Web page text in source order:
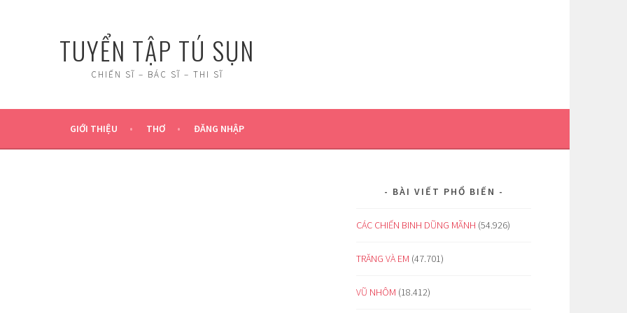
TUYỂN TẬP TÚ SỤN
CHIẾN SĨ – BÁC SĨ – THI SĨ
GIỚI THIỆU THƠ ĐĂNG NHẬP
BÀI VIẾT PHỔ BIẾN
CÁC CHIẾN BINH DŨNG MÃNH (54.926)
TRĂNG VÀ EM (47.701)
VŨ NHÔM (18.412)